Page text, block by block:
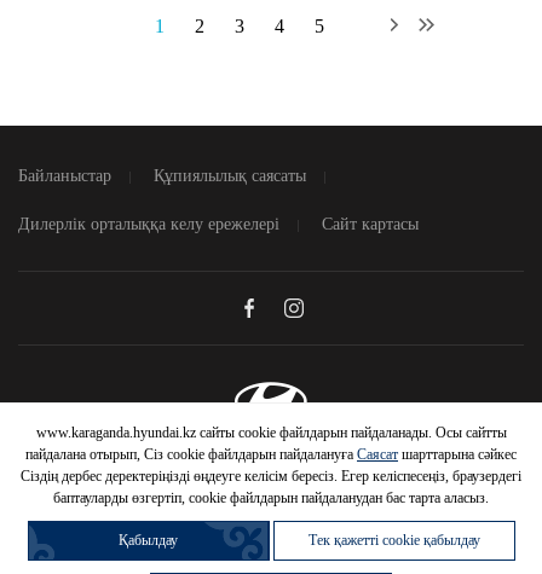
1 2 3 4 5
Байланыстар Құпиялылық саясаты
Дилерлік орталыққа келу ережелері Сайт картасы
© 2026 Hyundai Motor Company
www.karaganda.hyundai.kz сайты cookie файлдарын пайдаланады. Осы сайтты
пайдалана отырып, Сіз cookie файлдарын пайдалануға Саясат шарттарына сәйкес
Сіздің дербес деректеріңізді өңдеуге келісім бересіз. Егер келіспесеңіз, браузердегі
баптауларды өзгертіп, cookie файлдарын пайдаланудан бас тарта аласыз.
Қабылдау Тек қажетті cookie қабылдау